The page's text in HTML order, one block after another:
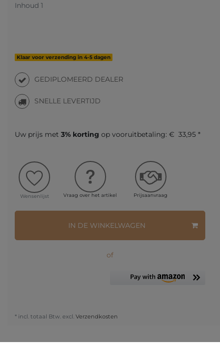
Inhoud 1
Klaar voor verzending in 4-5 dagen
GEDIPLOMEERD DEALER
SNELLE LEVERTIJD
Uw prijs met 3% korting op vooruitbetaling: € 33,95 *
Wensenlijst Vraag over het artikel Prijsaanvraag
IN DE WINKELWAGEN
of
* incl. totaal Btw. excl. Verzendkosten